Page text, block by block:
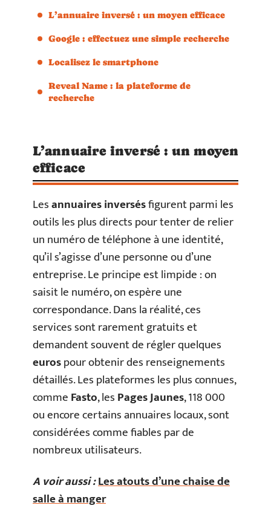
L’annuaire inversé : un moyen efficace
Google : effectuez une simple recherche
Localisez le smartphone
Reveal Name : la plateforme de
recherche
L’annuaire inversé : un moyen
efficace
Lesannuaires inversésfigurent parmi les
outils les plus directs pour tenter de relier
un numéro de téléphone à une identité,
qu’il s’agisse d’une personne ou d’une
entreprise. Le principe est limpide : on
saisit le numéro, on espère une
correspondance. Dans la réalité, ces
services sont rarement gratuits et
demandent souvent de régler quelques
eurospour obtenir des renseignements
détaillés. Les plateformes les plus connues,
commeFasto, lesPages Jaunes, 118 000
ou encore certains annuaires locaux, sont
considérées comme fiables par de
nombreux utilisateurs.
A voir aussi :Les atouts d’une chaise de
salle à manger